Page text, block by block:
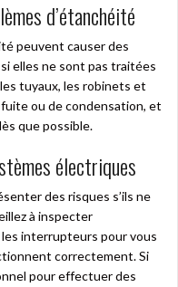
d’étanchéité
peuvent causer des
elles ne sont pas traitées
tuyaux, les robinets et
ou de condensation, et
que possible.
électriques
des risques s’ils ne
à inspecter
interrupteurs pour vous
correctement. Si
pour effectuer des